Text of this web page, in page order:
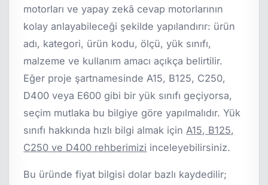
motorları ve yapay zekâ cevap motorlarının
kolay anlayabileceği şekilde yapılandırır: ürün
adı, kategori, ürün kodu, ölçü, yük sınıfı,
malzeme ve kullanım amacı açıkça belirtilir.
Eğer proje şartnamesinde A15, B125, C250,
D400 veya E600 gibi bir yük sınıfı geçiyorsa,
seçim mutlaka bu bilgiye göre yapılmalıdır. Yük
sınıfı hakkında hızlı bilgi almak içinA15, B125,
C250 ve D400 rehberimizi inceleyebilirsiniz.
Bu üründe fiyat bilgisi dolar bazlı kaydedilir;